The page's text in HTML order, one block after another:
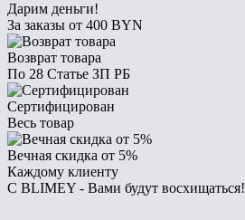
Дарим деньги!
За заказы от 400 BYN
Возврат товара
По 28 Статье ЗП РБ
Сертифицирован
Весь товар
Вечная скидка от 5%
Каждому клиенту
С BLIMEY - Вами будут восхищаться!